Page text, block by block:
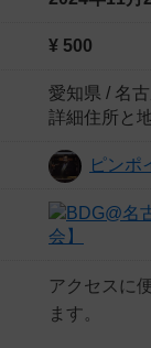
¥ 500
愛知県 / 名
詳細住所と
ピンポ
会】
アクセスに
ます。